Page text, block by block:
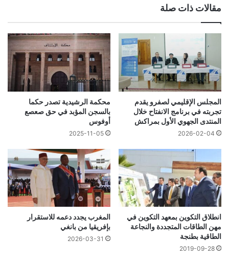
مقالات ذات صلة
المجلس الإقليمي لصفرو يقدم
تجربته في برنامج الانفتاح خلال
المنتدى الجهوي الأول بمراكش
2026-02-04
محكمة الرشيدية تصدر حكما
بالسجن المؤبد في حق صعصع
أوفوس
2025-11-05
انطلاق التكوين بمعهد التكوين في
مهن الطاقات المتجددة والنجاعة
الطاقية بطنجة
2019-09-28
المغرب يجدد دعمه للاستقرار
بإفريقيا من بانغي
2026-03-31